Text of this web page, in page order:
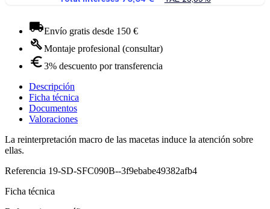
Envío gratis desde 150 €
Montaje profesional (consultar)
3% descuento por transferencia
Descripción
Ficha técnica
Documentos
Valoraciones
La reinterpretación macro de las macetas induce la atención sobre
ellas.
Referencia 19-SD-SFC090B--3f9ebabe49382afb4
Ficha técnica